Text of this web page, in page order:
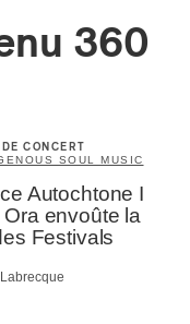
360
CONCERT
SOUL MUSIC
Autochtone I
envoûte la
Festivals
Type
CAPTCHA